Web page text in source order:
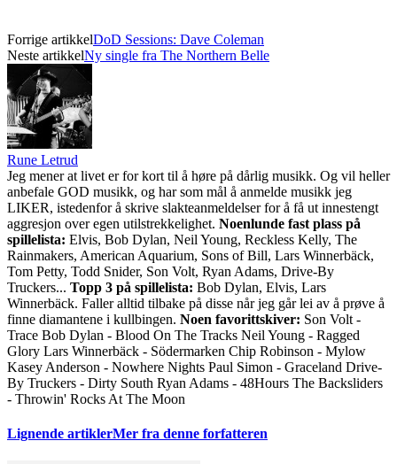
Forrige artikkelDoD Sessions: Dave Coleman
Neste artikkelNy single fra The Northern Belle
Rune Letrud
Jeg mener at livet er for kort til å høre på dårlig musikk. Og vil heller
anbefale GOD musikk, og har som mål å anmelde musikk jeg
LIKER, istedenfor å skrive slakteanmeldelser for å få ut innestengt
aggresjon over egen utilstrekkelighet. Noenlunde fast plass på
spillelista: Elvis, Bob Dylan, Neil Young, Reckless Kelly, The
Rainmakers, American Aquarium, Sons of Bill, Lars Winnerbäck,
Tom Petty, Todd Snider, Son Volt, Ryan Adams, Drive-By
Truckers... Topp 3 på spillelista: Bob Dylan, Elvis, Lars
Winnerbäck. Faller alltid tilbake på disse når jeg går lei av å prøve å
finne diamantene i kullbingen. Noen favorittskiver: Son Volt -
Trace Bob Dylan - Blood On The Tracks Neil Young - Ragged
Glory Lars Winnerbäck - Södermarken Chip Robinson - Mylow
Kasey Anderson - Nowhere Nights Paul Simon - Graceland Drive-
By Truckers - Dirty South Ryan Adams - 48Hours The Backsliders
- Throwin' Rocks At The Moon
Lignende artiklerMer fra denne forfatteren